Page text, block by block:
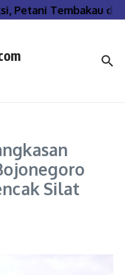
Petani Tembakau di
Silat